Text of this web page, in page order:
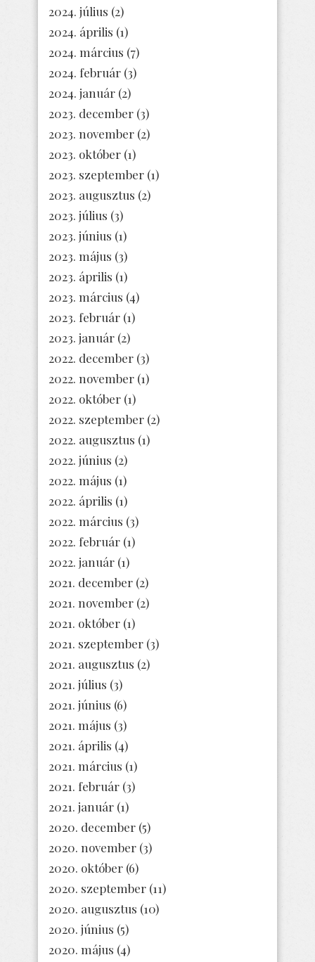
2024. július (2)
2024. április (1)
2024. március (7)
2024. február (3)
2024. január (2)
2023. december (3)
2023. november (2)
2023. október (1)
2023. szeptember (1)
2023. augusztus (2)
2023. július (3)
2023. június (1)
2023. május (3)
2023. április (1)
2023. március (4)
2023. február (1)
2023. január (2)
2022. december (3)
2022. november (1)
2022. október (1)
2022. szeptember (2)
2022. augusztus (1)
2022. június (2)
2022. május (1)
2022. április (1)
2022. március (3)
2022. február (1)
2022. január (1)
2021. december (2)
2021. november (2)
2021. október (1)
2021. szeptember (3)
2021. augusztus (2)
2021. július (3)
2021. június (6)
2021. május (3)
2021. április (4)
2021. március (1)
2021. február (3)
2021. január (1)
2020. december (5)
2020. november (3)
2020. október (6)
2020. szeptember (11)
2020. augusztus (10)
2020. június (5)
2020. május (4)